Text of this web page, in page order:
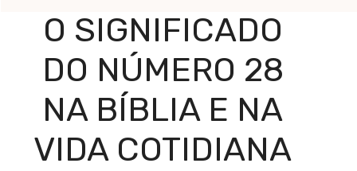
O SIGNIFICADO
DO NÚMERO 28
NA BÍBLIA E NA
VIDA COTIDIANA